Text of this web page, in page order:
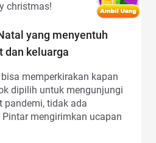
christmas!
yang menyentuh
dan keluarga
memperkirakan kapan
dipilih untuk mengunjungi
pandemi, tidak ada
mengirimkan ucapan